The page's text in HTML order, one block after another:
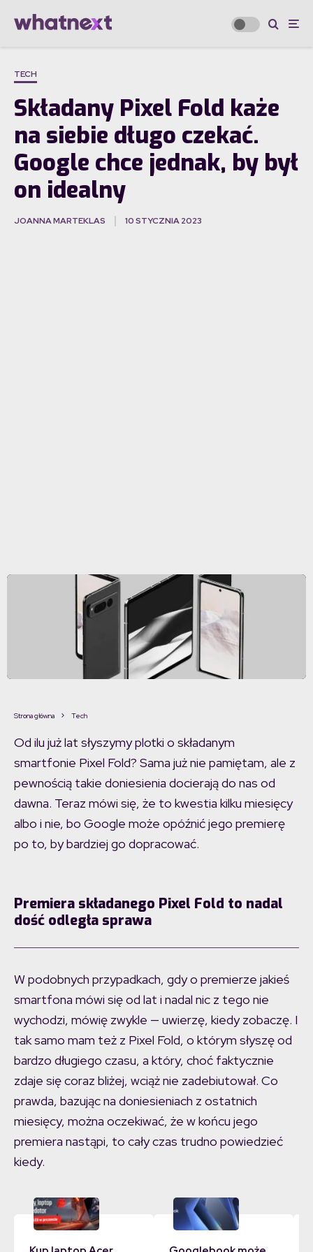
TECH
Składany Pixel Fold każe
na siebie długo czekać.
Google chce jednak, by był
on idealny
JOANNA MARTEKLAS 10 STYCZNIA 2023
Strona główna Tech
Od ilu już lat słyszymy plotki o składanym
smartfonie Pixel Fold? Sama już nie pamiętam, ale z
pewnością takie doniesienia docierają do nas od
dawna. Teraz mówi się, że to kwestia kilku miesięcy
albo i nie, bo Google może opóźnić jego premierę
po to, by bardziej go dopracować.
Premiera składanego Pixel Fold to nadal
dość odległa sprawa
W podobnych przypadkach, gdy o premierze jakieś
smartfona mówi się od lat i nadal nic z tego nie
wychodzi, mówię zwykle — uwierzę, kiedy zobaczę. I
tak samo mam też z Pixel Fold, o którym słyszę od
bardzo długiego czasu, a który, choć faktycznie
zdaje się coraz bliżej, wciąż nie zadebiutował. Co
prawda, bazując na doniesieniach z ostatnich
miesięcy, można oczekiwać, że w końcu jego
premiera nastąpi, to cały czas trudno powiedzieć
kiedy.